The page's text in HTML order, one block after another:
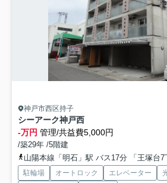
神戸市西区持子
シーアーク神戸西
-万円 管理/共益費5,000円
/築29年 /5階建
山陽本線「明石」駅 バス17分 「王塚台
駐輪場 オートロック エレベーター